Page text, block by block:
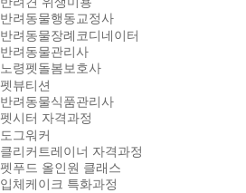
반려동물행동교정사
반려동물장례코디네이터
반려동물관리사
노령펫돌봄보호사
펫뷰티션
반려동물식품관리사
펫시터 자격과정
도그워커
클리커트레이너 자격과정
펫푸드 올인원 클래스
입체케이크 특화과정